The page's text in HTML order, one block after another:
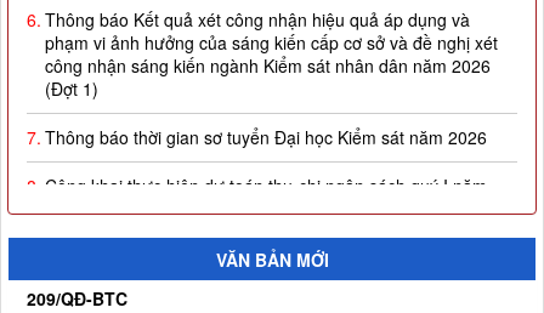
6. Thông báo Kết quả xét công nhận hiệu quả áp dụng và
phạm vi ảnh hưởng của sáng kiến cấp cơ sở và đề nghị xét
công nhận sáng kiến ngành Kiểm sát nhân dân năm 2026
(Đợt 1)
7. Thông báo thời gian sơ tuyển Đại học Kiểm sát năm 2026
8. Công khai thực hiện dự toán thu-chi ngân sách quý I năm
Quyết định công nhận kết quả và trao giải thưởng Cuộc thi
trực tuyến về chuyển đổi số và an toàn thông tin trong ngành
Kiểm sát nhân dân tỉnh Cao Bằng
VĂN BẢN MỚI
209/QĐ-BTC